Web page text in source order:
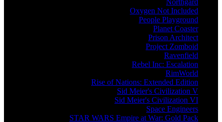
Northgard
Oxygen Not Included
People Playground
Planet Coaster
Prison Architect
Project Zomboid
Ravenfield
Rebel Inc: Escalation
RimWorld
Rise of Nations: Extended Edition
Sid Meier's Civilization V
Sid Meier's Civilization VI
Space Engineers
STAR WARS Empire at War: Gold Pack